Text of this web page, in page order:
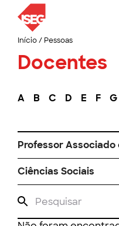
Início/ Pessoas
Docentes
A B C D E F G
Professor
Ciências Sociais